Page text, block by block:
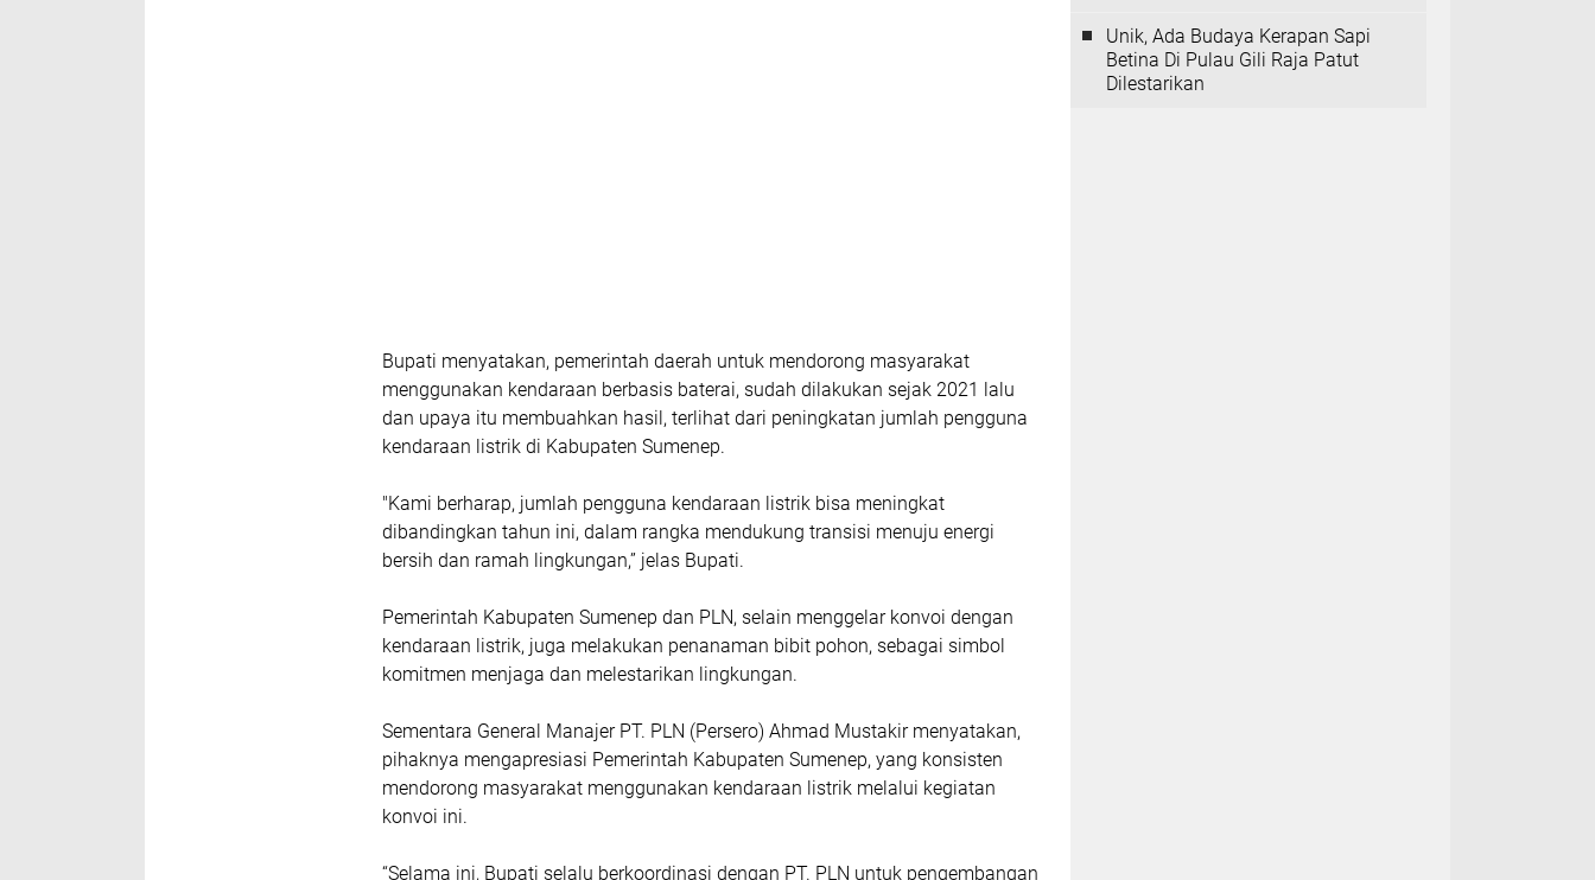
Bupati menyatakan, pemerintah daerah untuk mendorong masyarakat
menggunakan kendaraan berbasis baterai, sudah dilakukan sejak 2021 lalu
dan upaya itu membuahkan hasil, terlihat dari peningkatan jumlah pengguna
kendaraan listrik di Kabupaten Sumenep.
"Kami berharap, jumlah pengguna kendaraan listrik bisa meningkat
dibandingkan tahun ini, dalam rangka mendukung transisi menuju energi
bersih dan ramah lingkungan,” jelas Bupati.
Pemerintah Kabupaten Sumenep dan PLN, selain menggelar konvoi dengan
kendaraan listrik, juga melakukan penanaman bibit pohon, sebagai simbol
komitmen menjaga dan melestarikan lingkungan.
Sementara General Manajer PT. PLN (Persero) Ahmad Mustakir menyatakan,
pihaknya mengapresiasi Pemerintah Kabupaten Sumenep, yang konsisten
mendorong masyarakat menggunakan kendaraan listrik melalui kegiatan
konvoi ini.
“Selama ini, Bupati selalu berkoordinasi dengan PT. PLN untuk pengembangan
Unik, Ada Budaya Kerapan Sapi
Betina Di Pulau Gili Raja Patut
Dilestarikan